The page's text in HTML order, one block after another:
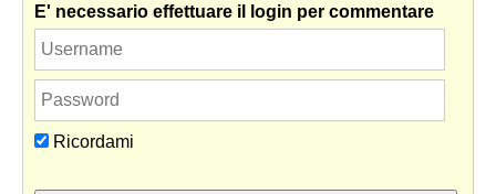
E' necessario effettuare il login per commentare
Ricordami